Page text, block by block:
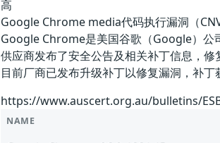
高
Google Chrome media代码执行漏洞（
Google Chrome是美国谷歌（Google）公
供应商发布了安全公告及相关补丁信息，修
目前厂商已发布升级补丁以修复漏洞，
https://www.auscert.org.au/bulletins/
NAME